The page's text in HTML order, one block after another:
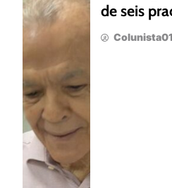
de seis
Colunista01